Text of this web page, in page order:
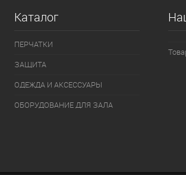
Каталог
ПЕРЧАТКИ
ЗАЩИТА
ОДЕЖДА И АКСЕССУАРЫ
ОБОРУДОВАНИЕ ДЛЯ ЗАЛА